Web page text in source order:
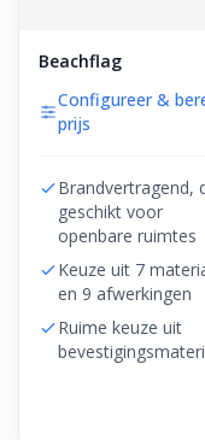
Beachflag
Configureer &
prijs
Brandvertragend,
geschikt voor
openbare ruimtes
Keuze uit 7
en 9 afwerkingen
Ruime keuze uit